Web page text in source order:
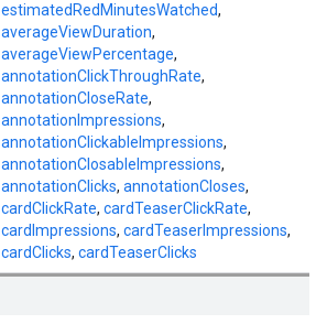
estimatedRedMinutesWatched,
averageViewDuration,
averageViewPercentage,
annotationClickThroughRate,
annotationCloseRate,
annotationImpressions,
annotationClickableImpressions,
annotationClosableImpressions,
annotationClicks, annotationCloses,
cardClickRate, cardTeaserClickRate,
cardImpressions, cardTeaserImpressions,
cardClicks, cardTeaserClicks